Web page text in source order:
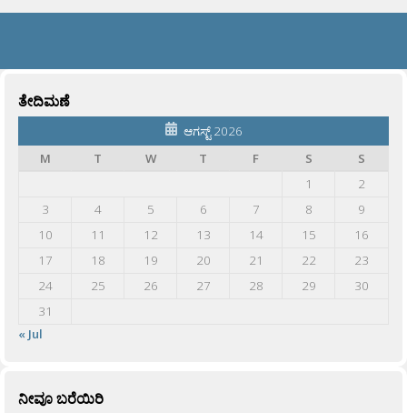
ತೇದಿಮಣೆ
ಆಗಸ್ಟ್ 2026
M
T W T F S
S
1
2
3
4 5 6 7 8
9
10
11 12 13 14 15
16
17
18 19 20 21 22
23
24
25 26 27 28 29
30
31
« Jul
ನೀವೂ ಬರೆಯಿರಿ